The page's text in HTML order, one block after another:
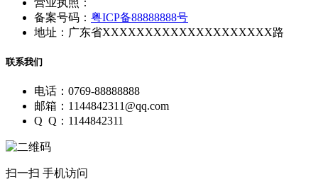
备案号码： 粤ICP备88888888号
地址：广东省XXXXXXXXXXXXXXXXXXXX路
联系我们
电话：0769-88888888
邮箱：1144842311@qq.com
Q Q：1144842311
扫一扫 手机访问